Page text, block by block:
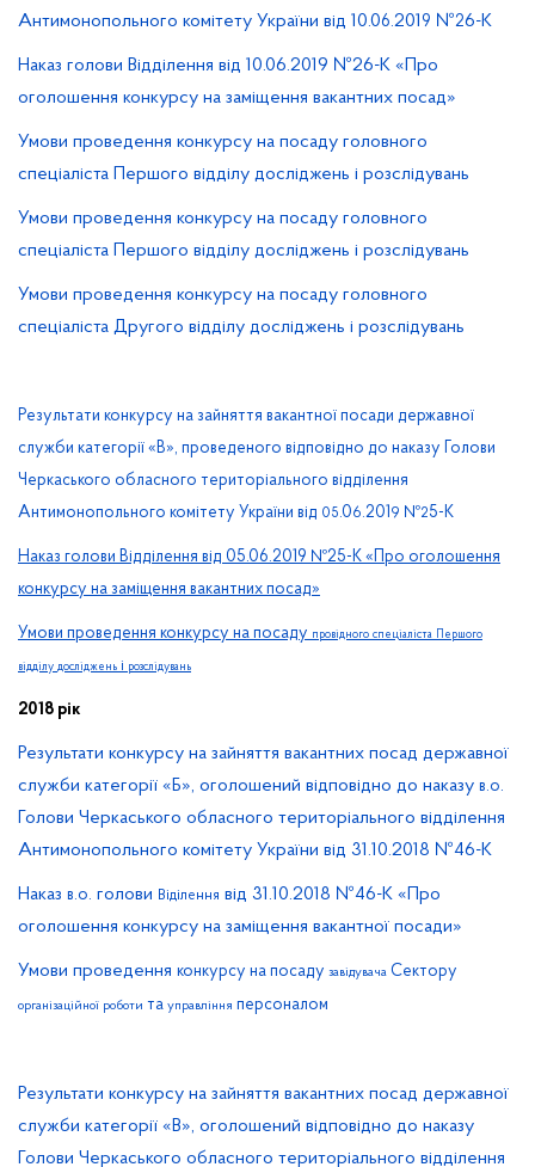
Антимонопольного комітету України від 10.06.201 9 №26-К
Наказ голови Відділення від 10.06.2019 №26-К «Про
оголошення конкурсу на заміщення вакантних посад»
Умови проведення конкурсу на посаду головного
спеціаліста Першого відділу досліджень і розслідувань
Умови проведення конкурсу на посаду головного
спеціаліста Першого відділу досліджень і розслідувань
Умови проведення конкурсу на посаду головного
спеціаліста Другого відділу досліджень і розслідувань
Результати конкурсу на зайняття вакантної посади державної
служби категорії «В», проведеного відповідно до наказу Голови
Черкаського обласного територіального відділення
Антимонопольного комітету України від 05.06.2019 №25-К
Наказ голови Відділення від 05.06.2019 №25-К «Про оголошення
конкурсу на заміщення вакантних посад»
Умови проведення конкурсу на посаду провідного спеціаліста Першого
відділу досліджень і розслідувань
2018 рік
Результати конкурсу на зайняття вакантних посад державної
служби категорії «Б», оголошений відповідно до наказу в.о.
Голови Черкаського обласного територіального відділення
Антимонопольного комітету України від 31.10.2018 №46-К
Наказ в.о. голови Віділення від 31.10.2018 №46-К «Про
оголошення конкурсу на заміщення вакантної посади»
Умови проведення конкурсу на посаду завідувача Сектору
організаційної роботи та управління персоналом
Результати конкурсу на зайняття вакантних посад державної
служби категорії «В», оголошений відповідно до наказу
Голови Черкаського обласного територіального відділення